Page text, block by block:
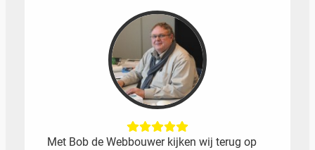
Met Bob de Webbouwer kijken wij terug op